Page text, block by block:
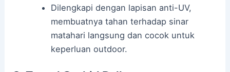
Dilengkapi dengan lapisan anti-UV,
membuatnya tahan terhadap sinar
matahari langsung dan cocok untuk
keperluan outdoor.